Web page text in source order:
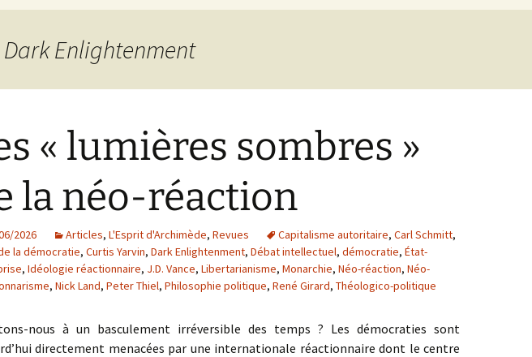
Enlightenment
« lumières sombres »
la néo-réaction
2026 Articles, L'Esprit d'Archimède, Revues Capitalisme autoritaire, Carl Schmitt,
la démocratie, Curtis Yarvin, Dark Enlightenment, Débat intellectuel, démocratie, État-
, Idéologie réactionnaire, J.D. Vance, Libertarianisme, Monarchie, Néo-réaction, Néo-
, Nick Land, Peter Thiel, Philosophie politique, René Girard, Théologico-politique
nous à un basculement irréversible des temps ? Les démocraties sont
directement menacées par une internationale réactionnaire dont le centre